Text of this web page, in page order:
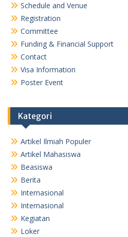
Schedule and Venue
Registration
Committee
Funding & Financial Support
Contact
Visa Information
Poster Event
Kategori
Artikel Ilmiah Populer
Artikel Mahasiswa
Beasiswa
Berita
Internasional
Internasional
Kegiatan
Loker